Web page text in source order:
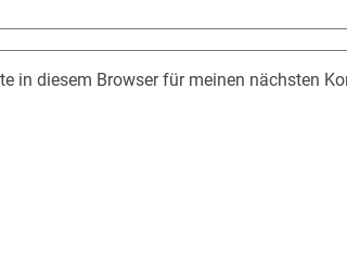
in diesem Browser für meinen nächsten